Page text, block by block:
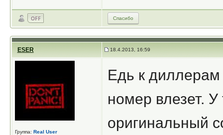
Спасибо
ESER 18.4.2013, 16:59
Группа: Real User
Едь к
номер влезет. У
оригинальный